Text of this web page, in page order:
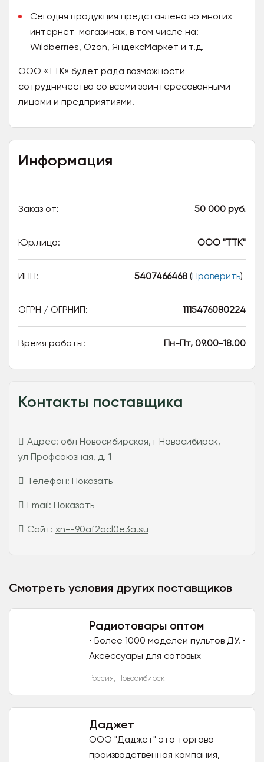
Сегодня продукция представлена во многих
интернет-магазинах, в том числе на:
Wildberries, Ozon, ЯндексМаркет и т.д.
ООО «ТТК» будет рада возможности
сотрудничества со всеми заинтересованными
лицами и предприятиями.
Информация
Заказ от: 50 000 руб.
Юр.лицо: ООО "ТТК"
ИНН: 5407466468 (Проверить)
ОГРН / ОГРНИП: 1115476080224
Время работы: Пн-Пт, 09.00-18.00
Контакты поставщика
Адрес: обл Новосибирская, г Новосибирск,
ул Профсоюзная, д. 1
Телефон: Показать
Email: Показать
Сайт: xn--90af2acl0e3a.su
Смотреть условия других поставщиков
Радиотовары оптом
• Более 1000 моделей пультов ДУ. •
Аксессуары для сотовых
автосигнализаций. • Цифровые
Россия, Новосибирск
Даджет
ООО "Даджет" это торгово —
производственная компания,